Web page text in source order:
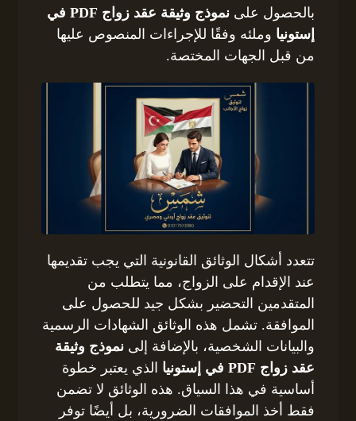
بالحصول على
نموذج وثيقة عقد زواج PDF في
إستونيا وملئه وفقًا للإجراءات المنصوص عليها
من قبل الجهات المختصة.
تتعدد أشكال الوثائق القانونية التي يجب تقديمها
عند الإقدام على الزواج، مما يتطلب من
المتقدمين التحضير بشكل جيد للحصول على
الموافقة. تشمل هذه الوثائق الشهادات الرسمية
والبيانات الشخصية، بالإضافة إلىنموذج وثيقة
عقد زواج PDF في إستونيا
الذي يعتبر خطوة
أساسية في هذا السياق. هذه الوثائق لا تضمن
فقط أخذ الموافقات الضرورية، بل أيضًا توفر